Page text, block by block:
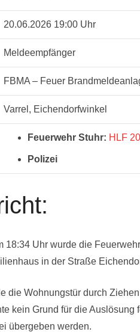
20.06.2026 19:00 Uhr
Meldeempfänger
FBMA – Feuer
Varrel, Eichendorfwinkel
Feuerwehr Stuhr: HLF 20
Polizei
18:34 Uhr wurde die
in der Straße
die Wohnungstür durch
kein Grund für die
übergeben werden.